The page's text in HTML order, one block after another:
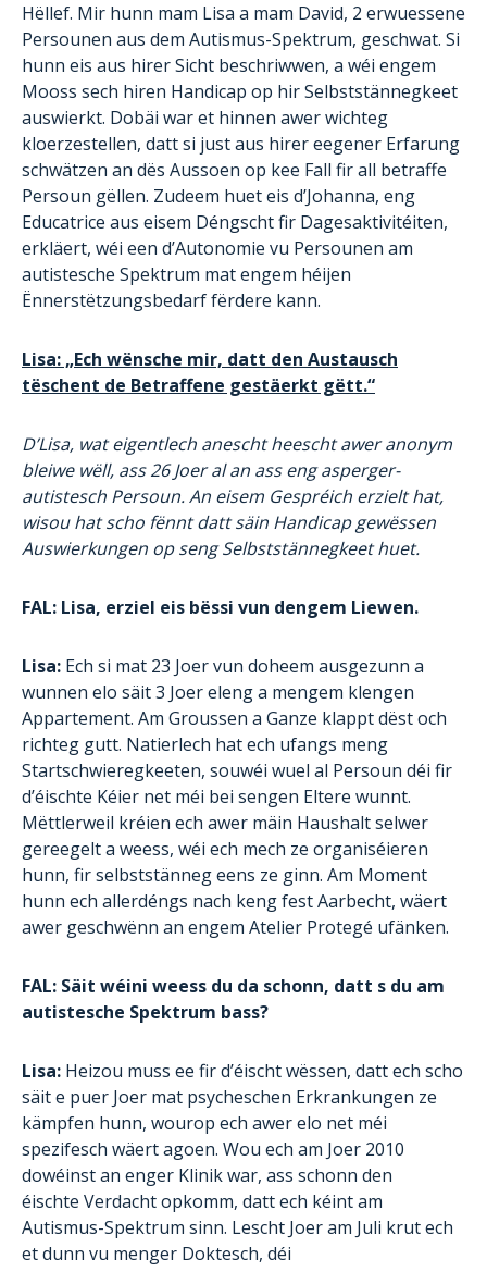
Hëllef. Mir hunn mam Lisa a mam David, 2 erwuessene
Persounen aus dem Autismus-Spektrum, geschwat. Si
hunn eis aus hirer Sicht beschriwwen, a wéi engem
Mooss sech hiren Handicap op hir Selbststännegkeet
auswierkt. Dobäi war et hinnen awer wichteg
kloerzestellen, datt si just aus hirer eegener Erfarung
schwätzen an dës Aussoen op kee Fall fir all betraffe
Persoun gëllen. Zudeem huet eis d’Johanna, eng
Educatrice aus eisem Déngscht fir Dagesaktivitéiten,
erkläert, wéi een d’Autonomie vu Persounen am
autistesche Spektrum mat engem héijen
Ënnerstëtzungsbedarf fërdere kann.
Lisa: „Ech wënsche mir, datt den Austausch
tëschent de Betraffene gestäerkt gëtt.“
D’Lisa, wat eigentlech anescht heescht awer anonym
bleiwe wëll, ass 26 Joer al an ass eng asperger-
autistesch Persoun. An eisem Gespréich erzielt hat,
wisou hat scho fënnt datt säin Handicap gewëssen
Auswierkungen op seng Selbststännegkeet huet.
FAL: Lisa, erziel eis bëssi vun dengem Liewen.
Lisa: Ech si mat 23 Joer vun doheem ausgezunn a
wunnen elo säit 3 Joer eleng a mengem klengen
Appartement. Am Groussen a Ganze klappt dëst och
richteg gutt. Natierlech hat ech ufangs meng
Startschwieregkeeten, souwéi wuel al Persoun déi fir
d’éischte Kéier net méi bei sengen Eltere wunnt.
Mëttlerweil kréien ech awer mäin Haushalt selwer
gereegelt a weess, wéi ech mech ze organiséieren
hunn, fir selbststänneg eens ze ginn. Am Moment
hunn ech allerdéngs nach keng fest Aarbecht, wäert
awer geschwënn an engem Atelier Protegé ufänken.
FAL: Säit wéini weess du da schonn, datt s du am
autistesche Spektrum bass?
Lisa: Heizou muss ee fir d’éischt wëssen, datt ech scho
säit e puer Joer mat psycheschen Erkrankungen ze
kämpfen hunn, wourop ech awer elo net méi
spezifesch wäert agoen. Wou ech am Joer 2010
dowéinst an enger Klinik war, ass schonn den
éischte Verdacht opkomm, datt ech kéint am
Autismus-Spektrum sinn. Lescht Joer am Juli krut ech
et dunn vu menger Doktesch, déi